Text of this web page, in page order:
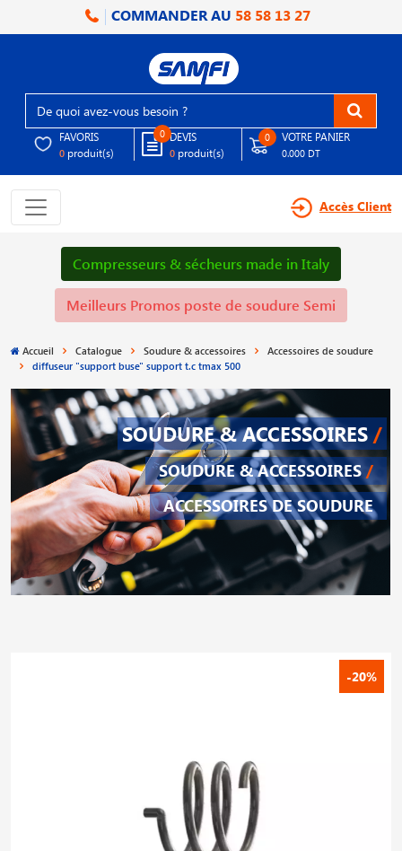
COMMANDER AU 58 58 13 27
FAVORIS
0 produit(s)
0 DEVIS
0 produit(s)
0 VOTRE PANIER
0.000 DT
Accès Client
Compresseurs & sécheurs made in Italy
Meilleurs Promos poste de soudure Semi
Accueil Catalogue Soudure & accessoires
Accessoires de soudure
diffuseur "support buse" support t.c tmax 500
SOUDURE & ACCESSOIRES /
SOUDURE & ACCESSOIRES /
ACCESSOIRES DE SOUDURE
-20%